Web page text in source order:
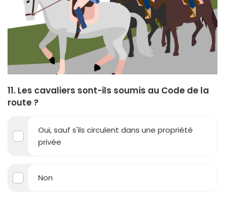
11. Les cavaliers sont-ils soumis au Code de la
route ?
Oui, sauf s'ils circulent dans une propriété
privée
Non